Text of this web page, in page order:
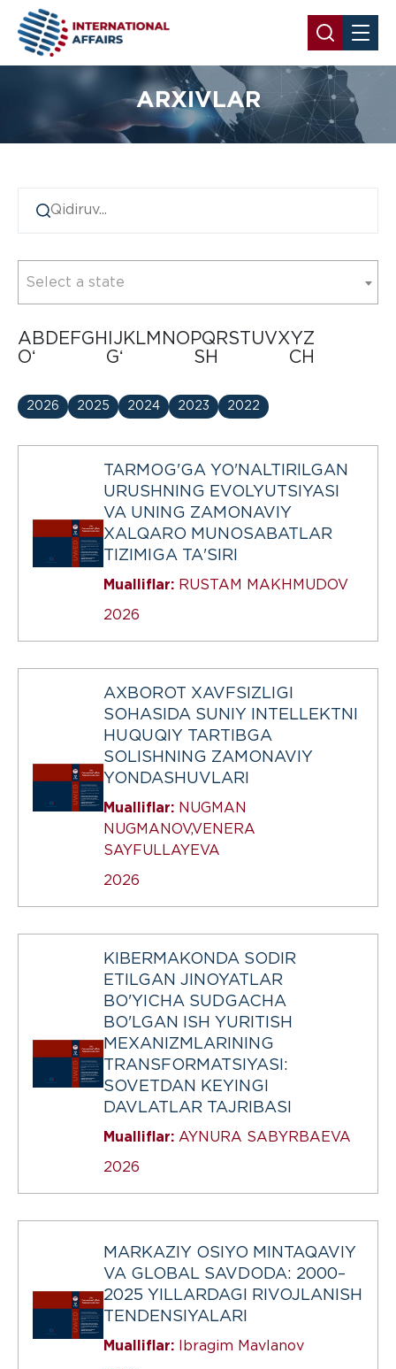
ARXIVLAR
Select a state
A B D E FG H J K LM N O PQ RS UVXYZ
Oʻ
Gʻ SH CH
2026 2025 2024 2023 2022
TARMOG'GA YO'NALTIRILGAN
URUSHNING EVOLYUTSIYASI
VA UNING ZAMONAVIY
XALQARO MUNOSABATLAR
TIZIMIGA TA'SIRI
Mualliflar: RUSTAM MAKHMUDOV
2026
AXBOROT XAVFSIZLIGI
SOHASIDA SUNIY INTELLEKTNI
HUQUQIY TARTIBGA
SOLISHNING ZAMONAVIY
YONDASHUVLARI
Mualliflar: NUGMAN
NUGMANOV,VENERA
SAYFULLAYEVA
2026
KIBERMAKONDA SODIR
ETILGAN JINOYATLAR
BO'YICHA SUDGACHA
BO'LGAN ISH YURITISH
MEXANIZMLARINING
TRANSFORMATSIYASI:
SOVETDAN KEYINGI
DAVLATLAR TAJRIBASI
Mualliflar: AYNURA SABYRBAEVA
2026
MARKAZIY OSIYO MINTAQAVIY
VA GLOBAL SAVDODA: 2000–
2025 YILLARDAGI RIVOJLANISH
TENDENSIYALARI
Mualliflar: Ibragim Mavlanov